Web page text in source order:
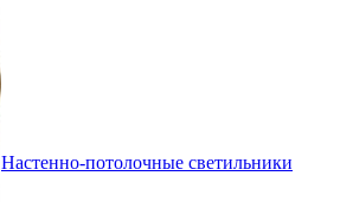
Настенно-потолочные светильники